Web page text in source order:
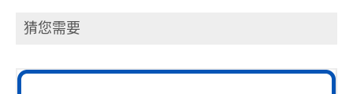
猜您需要